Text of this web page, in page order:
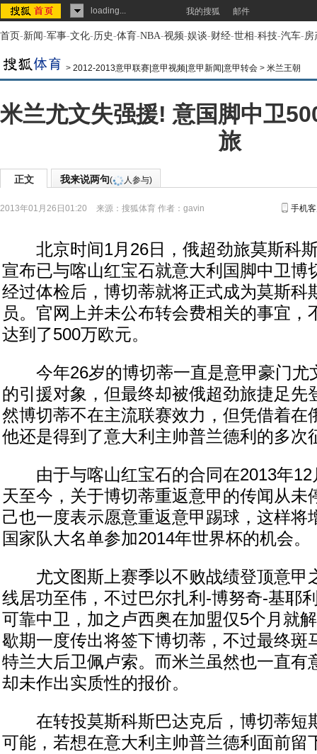
loading... 我的搜狐 邮件
首页-新闻-军事-文化-历史-体育-NBA-视频-娱谈-财经-世相-科技-汽车-房
> 2012-2013意甲联赛|意甲视频|意甲新闻|意甲转会 > 米兰王朝
米兰尤文失强援! 意国脚中卫
旅
正文 我来说两句( 人参与)
2013年01月26日01:20 来源： 搜狐体育 作者：gavin 手机
北京时间1月26日，俄超劲旅莫斯科
宣布已与喀山红宝石就意大利国脚中卫博
经过体检后，博切蒂就将正式成为莫斯科
员。官网上并未公布转会费相关的事宜，
达到了500万欧元。
今年26岁的博切蒂一直是意甲豪门尤
的引援对象，但最终却被俄超劲旅捷足先
然博切蒂不在主流联赛效力，但凭借着在
他还是得到了意大利主帅普兰德利的多次
由于与喀山红宝石的合同在2013年12
天至今，关于博切蒂重返意甲的传闻从未
己也一度表示愿意重返意甲踢球，这样将
国家队大名单参加2014年世界杯的机会。
尤文图斯上赛季以不败战绩登顶意甲
线居功至伟，不过巴尔扎利-博努奇-基耶
可靠中卫，加之卢西奥在加盟仅5个月就
歇期一度传出将签下博切蒂，不过最终斑
特兰大后卫佩卢索。而米兰虽然也一直有
却未作出实质性的报价。
在转投莫斯科斯巴达克后，博切蒂短
可能，若想在意大利主帅普兰德利面前留